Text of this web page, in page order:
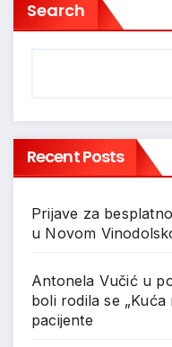
Search
Recent Posts
Prijave za
u Novom
Antonela Vučić u
boli rodila se
pacijente